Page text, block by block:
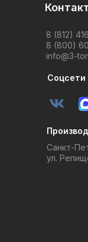
info@3-
8 (800)
8 (812)
Санкт-
ул.
Соцсети